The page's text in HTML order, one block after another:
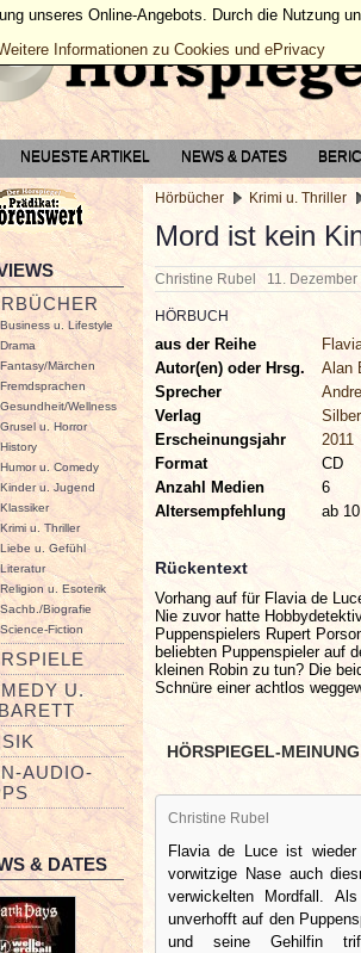
NEUESTE ARTIKEL NEWS & DATES
Business u. Lifestyle
Drama
Fantasy/Märchen
Fremdsprachen
Gesundheit/Wellness
Grusel u. Horror
History
Humor u. Comedy
Kinder u. Jugend
Klassiker
Krimi u. Thriller
Liebe u. Gefühl
Literatur
Religion u. Esoterik
Sachb./Biografie
Science-Fiction
U.
AUDIO-
& DATES
Hörbücher Krimi u. Thriller
Mord ist kein
Christine Rubel 11. Dezember
HÖRBUCH
aus der Reihe
Autor(en) oder Hrsg.
Alan
Sprecher
Verlag
Erscheinungsjahr
2011
Format
CD
Anzahl Medien
6
Altersempfehlung
ab
Rückentext
Vorhang auf für Flavia de
Nie zuvor hatte
Puppenspielers Rupert
beliebten Puppenspieler auf
kleinen Robin zu tun? Die
Schnüre einer achtlos
HÖRSPIEGEL-MEINUNG
Christine Rubel
Flavia de Luce ist
vorwitzige Nase auch
verwickelten Mordfall.
unverhofft auf den
und seine Gehilfin
unseres Online-Angebots. Durch die Nutzung
Informationen zu Cookies und ePrivacy